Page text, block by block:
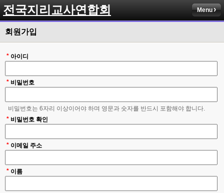
전국지리교사연합회 Menu
회원가입
아이디
*
비밀번호
*
비밀번호는 6자리 이상이어야 하며 영문과 숫자를 반드시 포함해야 합니다.
비밀번호 확인
*
* 이메일 주소
* 이름